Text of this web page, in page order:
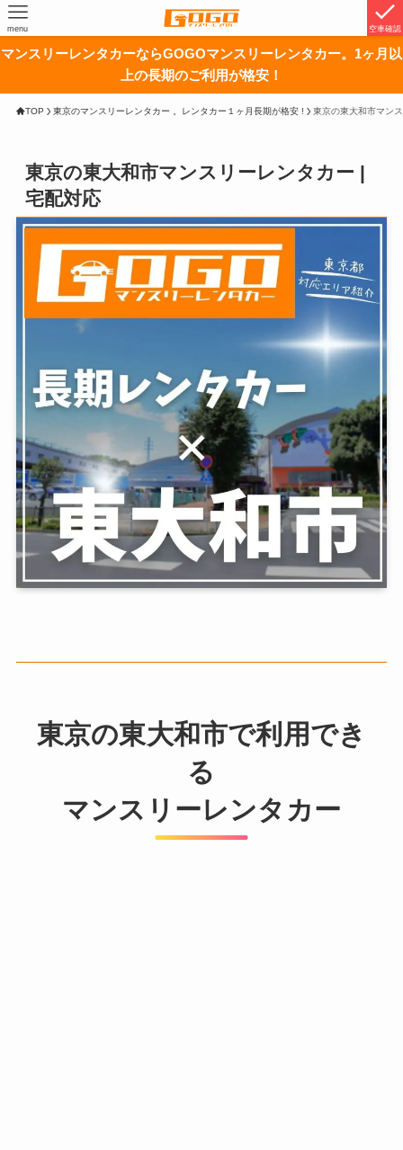
空車確認
menu
マンスリーレンタカーならGOGOマンスリーレンタカー。1ヶ月以
上の長期のご利用が格安！
TOP 東京のマンスリーレンタカー 。レンタカー１ヶ月長期が格安 ! 東京の東大和市マン
東京の東大和市マンスリーレンタカー |
宅配対応
東京の東大和市で利用でき
る
マンスリーレンタカー